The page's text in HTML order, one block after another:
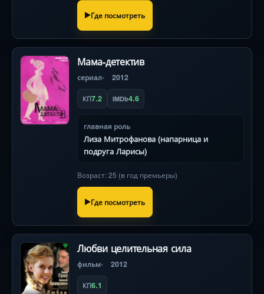
Где посмотреть
Мама-детектив
сериал 2012
КП7.2 IMDb4.6
главная роль
Лиза Митрофанова (напарница и
подруга Ларисы)
Возраст: 25 (в год премьеры)
Где посмотреть
Любви целительная сила
фильм 2012
КП6.1